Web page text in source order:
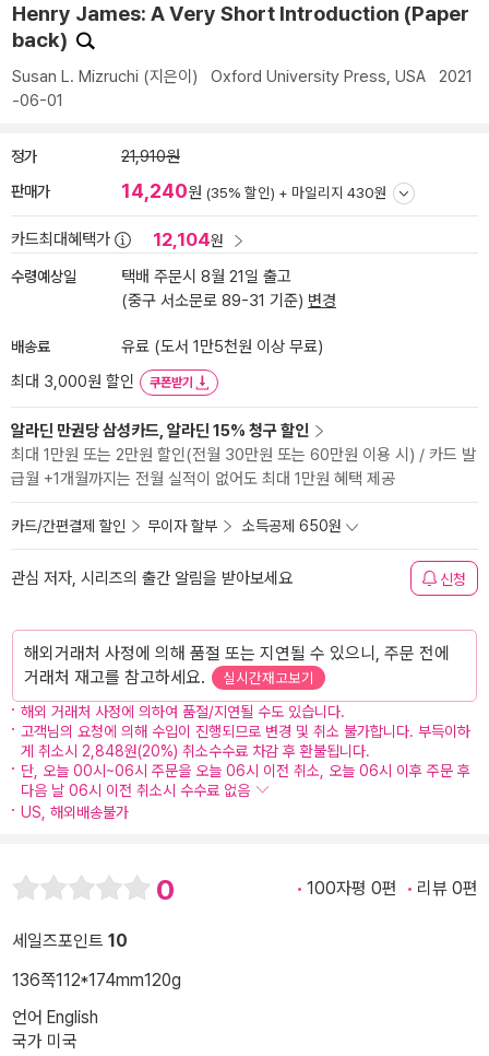
Henry James: A Very Short Introduction (Paper
back)
Susan L. Mizruchi (지은이) Oxford University Press, USA 2021
-06-01
정가 21,910원
판매가 14,240원 (35% 할인) + 마일리지 430원
카드최대혜택가 12,104원
수령예상일
택배 주문시 8월 21일 출고
(중구 서소문로 89-31 기준) 변경
배송료
유료 (도서 1만5천원 이상 무료)
최대 3,000원 할인
쿠폰받기
알라딘 만권당 삼성카드, 알라딘 15% 청구 할인
최대 1만원 또는 2만원 할인(전월 30만원 또는 60만원 이용 시) / 카드 발
급월 +1개월까지는 전월 실적이 없어도 최대 1만원 혜택 제공
카드/간편결제 할인 무이자 할부 소득공제 650원
관심 저자, 시리즈의 출간 알림을 받아보세요 신청
해외거래처 사정에 의해 품절 또는 지연될 수 있으니, 주문 전에
거래처 재고를 참고하세요.
실시간재고보기
해외 거래처 사정에 의하여 품절/지연될 수도 있습니다.
고객님의 요청에 의해 수입이 진행되므로 변경 및 취소 불가합니다. 부득이하
게 취소시 2,848원(20%) 취소수수료 차감 후 환불됩니다.
단, 오늘 00시~06시 주문을 오늘 06시 이전 취소, 오늘 06시 이후 주문 후
다음 날 06시 이전 취소시 수수료 없음
US, 해외배송불가
0 100자평 0편 리뷰 0편
세일즈포인트 10
136쪽112*174mm120g
언어 English
국가 미국